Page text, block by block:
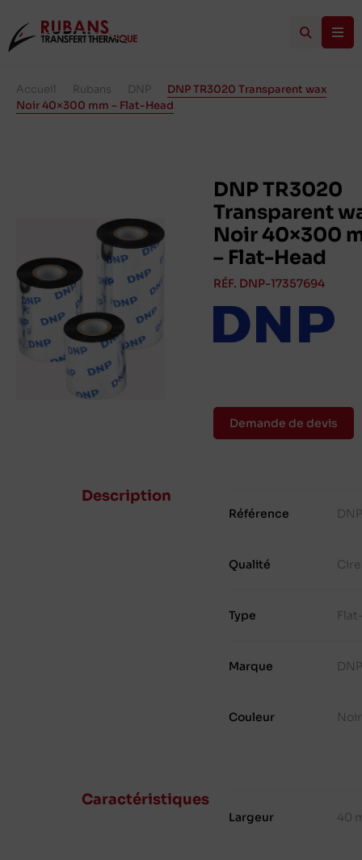
Accueil Rubans DNP
DNP TR3020 Transparent wax
Noir 40×300 mm – Flat-Head
DNP TR3020
Transparent
Noir 40×300
– Flat-Head
RÉF. DNP-17357694
Demande de devis
Description
Référence
Qualité Cire
Type
Marque
Couleur Noir
Caractéristiques
Largeur 40